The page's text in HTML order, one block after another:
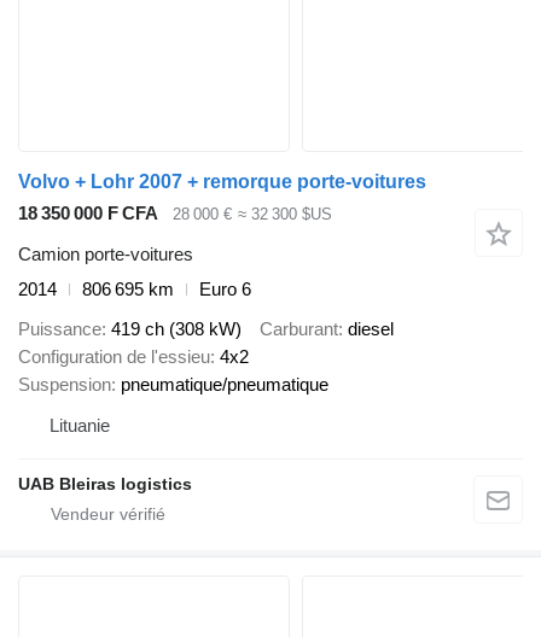
Volvo + Lohr 2007 + remorque porte-voitures
18 350 000 F CFA
28 000 € ≈ 32 300 $US
Camion porte-voitures
2014
806 695 km
Euro 6
Puissance 419 ch (308 kW) Carburant diesel
Configuration de l'essieu 4x2
Suspension pneumatique/pneumatique
Lituanie
UAB Bleiras logistics